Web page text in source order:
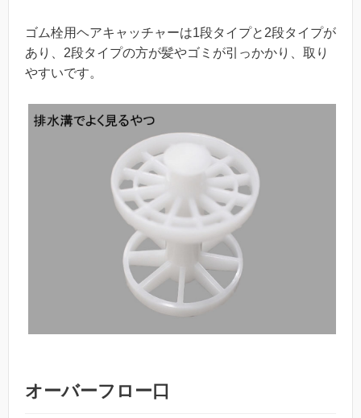
ゴム栓用ヘアキャッチャーは1段タイプと2段タイプが
あり、2段タイプの方が髪やゴミが引っかかり、取り
やすいです。
オーバーフロー口